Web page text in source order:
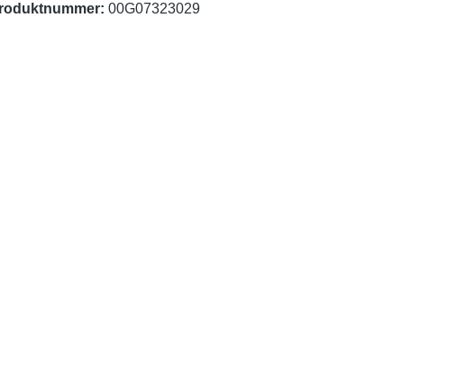
00G07323029